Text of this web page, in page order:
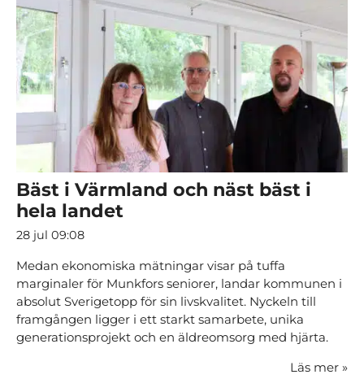
Bäst i Värmland och näst bäst i
hela landet
28 jul 09:08
Medan ekonomiska mätningar visar på tuffa
marginaler för Munkfors seniorer, landar kommunen i
absolut Sverigetopp för sin livskvalitet. Nyckeln till
framgången ligger i ett starkt samarbete, unika
generationsprojekt och en äldreomsorg med hjärta.
Läs mer »